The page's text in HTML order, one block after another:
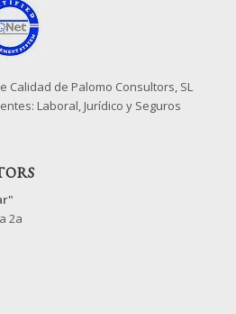
Calidad de Palomo Consultors, SL
Laboral, Jurídico y Seguros
2a